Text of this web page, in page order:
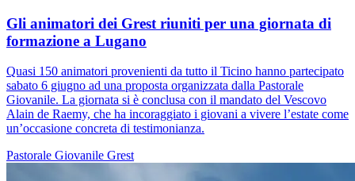
Gli animatori dei Grest riuniti per una giornata di
formazione a Lugano
Quasi 150 animatori provenienti da tutto il Ticino hanno partecipato
sabato 6 giugno ad una proposta organizzata dalla Pastorale
Giovanile. La giornata si è conclusa con il mandato del Vescovo
Alain de Raemy, che ha incoraggiato i giovani a vivere l’estate come
un’occasione concreta di testimonianza.
Pastorale Giovanile Grest